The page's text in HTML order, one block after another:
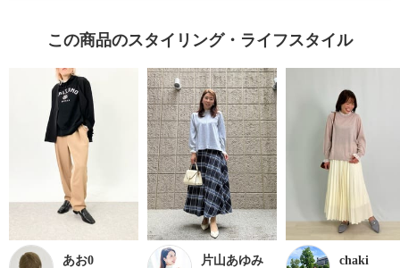
この商品のスタイリング・ライフスタイル
あお0 片山あゆみ chaki